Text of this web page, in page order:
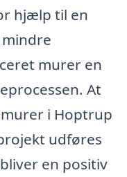
hjælp til en
murer en
At
i Hoptrup
udføres
en positiv